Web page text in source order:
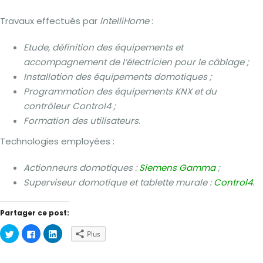
Travaux effectués par IntelliHome:
Etude, définition des équipements et
accompagnement de l’électricien pour le câblage ;
Installation des équipements domotiques ;
Programmation des équipements KNX et du
contrôleur Control4 ;
Formation des utilisateurs.
Technologies employées :
Actionneurs domotiques :Siemens Gamma;
Superviseur domotique et tablette murale :Control4.
Partager ce post:
Cliquez
pour
partager
Cliquez
pour
partager
Cliquez
pour Plus